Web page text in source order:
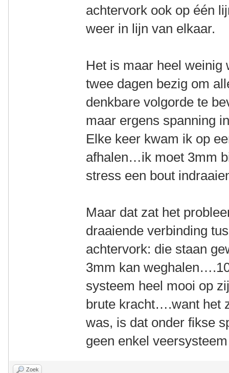
achtervork ook op één
weer in lijn van elkaar.
Het is maar heel weinig
twee dagen bezig om
denkbare volgorde te
maar ergens spanning
Elke keer kwam ik op
afhalen…ik moet 3mm
stress een bout
Maar dat zat het
draaiende verbinding
achtervork: die staan
3mm kan
systeem heel mooi op
brute kracht….want het
was, is dat onder fikse
geen enkel
Zoek